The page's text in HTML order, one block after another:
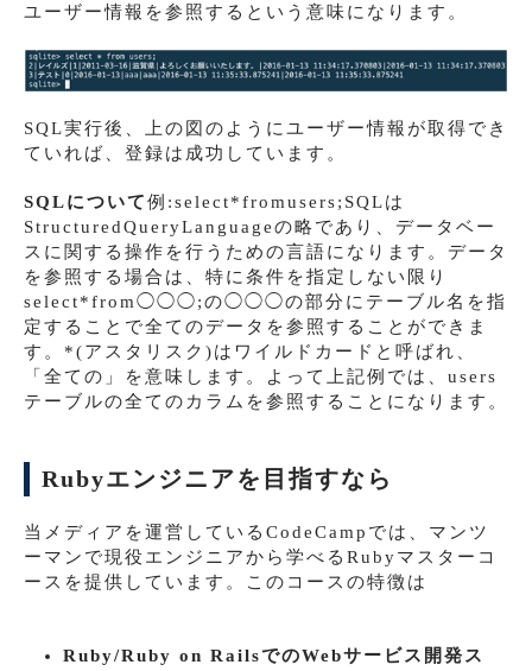
ユーザー情報を参照するという意味になります。
SQL実行後、上の図のようにユーザー情報が取得でき
ていれば、登録は成功しています。
SQLについて例:select*fromusers;SQLは
StructuredQueryLanguageの略であり、データベー
スに関する操作を行うための言語になります。データ
を参照する場合は、特に条件を指定しない限り
select*from◯◯◯;の◯◯◯の部分にテーブル名を指
定することで全てのデータを参照することができま
す。*(アスタリスク)はワイルドカードと呼ばれ、
「全ての」を意味します。よって上記例では、users
テーブルの全てのカラムを参照することになります。
Rubyエンジニアを目指すなら
当メディアを運営しているCodeCampでは、マンツ
ーマンで現役エンジニアから学べるRubyマスターコ
ースを提供しています。このコースの特徴は
Ruby/Ruby on RailsでのWebサービス開発ス